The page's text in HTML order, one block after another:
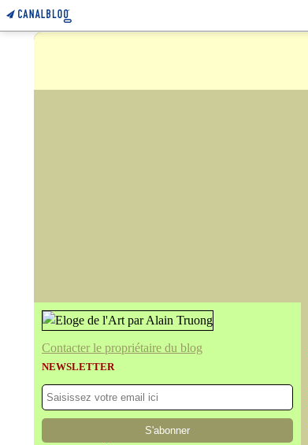
Contacter le propriétaire du blog
NEWSLETTER